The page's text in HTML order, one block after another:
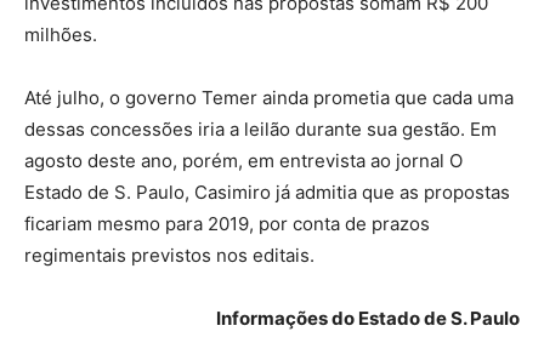
milhões.
Até julho, o governo Temer ainda prometia que cada uma
dessas concessões iria a leilão durante sua gestão. Em
agosto deste ano, porém, em entrevista ao jornal O
Estado de S. Paulo, Casimiro já admitia que as propostas
ficariam mesmo para 2019, por conta de prazos
regimentais previstos nos editais.
Informações do Estado de S. Paulo